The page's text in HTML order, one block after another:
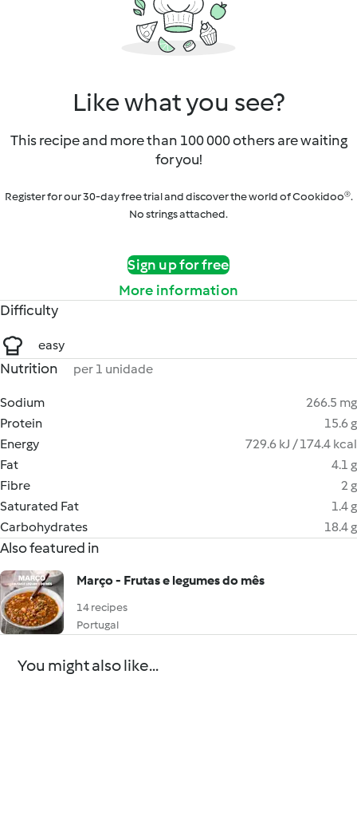
Like what you see?
This recipe and more than 100 000 others are waiting
for you!
Register for our 30-day free trial and discover the world of Cookidoo®.
No strings attached.
Sign up for free
More information
Difficulty
easy
Nutrition per 1 unidade
Sodium
266.5 mg
Protein
15.6 g
Energy
729.6 kJ / 174.4 kcal
Fat
4.1 g
Fibre
2 g
Saturated Fat
1.4 g
Carbohydrates
18.4 g
Also featured in
Março - Frutas e legumes do mês
14 recipes
Portugal
You might also like...